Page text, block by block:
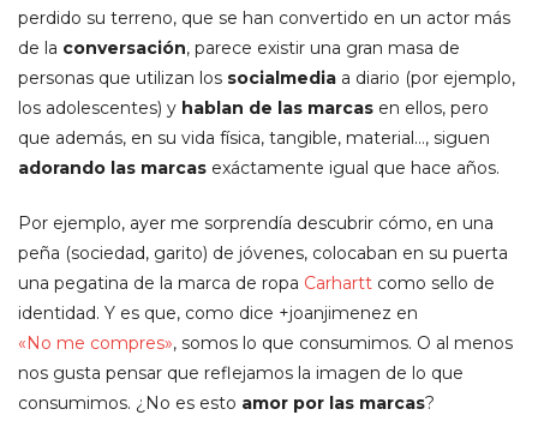
perdido su terreno, que se han convertido en un actor más
de la conversación, parece existir una gran masa de
personas que utilizan los socialmedia a diario (por ejemplo,
los adolescentes) y hablan de las marcas en ellos, pero
que además, en su vida física, tangible, material…, siguen
adorando las marcas exáctamente igual que hace años.
Por ejemplo, ayer me sorprendía descubrir cómo, en una
peña (sociedad, garito) de jóvenes, colocaban en su puerta
una pegatina de la marca de ropa Carhartt como sello de
identidad. Y es que, como dice +joanjimenez en
«No me compres», somos lo que consumimos. O al menos
nos gusta pensar que reflejamos la imagen de lo que
consumimos. ¿No es esto amor por las marcas?